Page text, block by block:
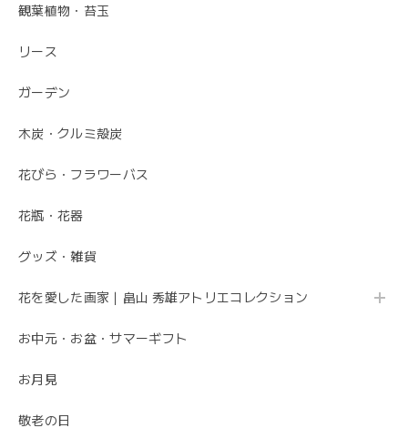
観葉植物・苔玉
リース
ガーデン
木炭・クルミ殻炭
花びら・フラワーバス
花瓶・花器
グッズ・雑貨
花を愛した画家｜畠山 秀雄アトリエコレクション
お中元・お盆・サマーギフト
お月見
敬老の日
お願いします。 岩岡
の為にこれからも喜ばれるお花を お届けさせて
2020/05/11
先方さんがお洒落なお花だと喜んでくれました。 ありがと